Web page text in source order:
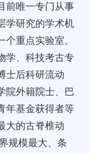
前唯一专门从事
学研究的学术机
重点实验室。
学、科技考古专
士后科研流动
院外籍院士、巴
年基金获得者等
大的古脊椎动
规模最大、条